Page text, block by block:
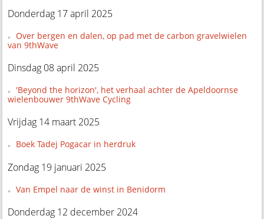
Donderdag 17 april 2025
Over bergen en dalen, op pad met de carbon gravelwielen
van 9thWave
Dinsdag 08 april 2025
'Beyond the horizon', het verhaal achter de Apeldoornse
wielenbouwer 9thWave Cycling
Vrijdag 14 maart 2025
Boek Tadej Pogacar in herdruk
Zondag 19 januari 2025
Van Empel naar de winst in Benidorm
Donderdag 12 december 2024